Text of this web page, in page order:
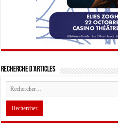
Recherche d’articles